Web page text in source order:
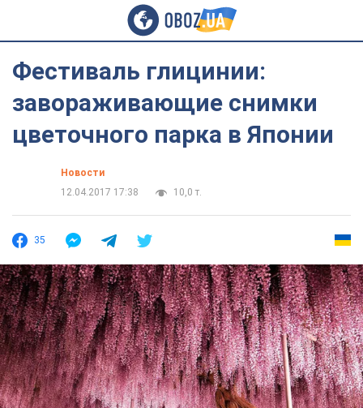
Фестиваль глицинии:
завораживающие снимки
цветочного парка в Японии
Новости
12.04.2017 17:38
10,0 т.
35